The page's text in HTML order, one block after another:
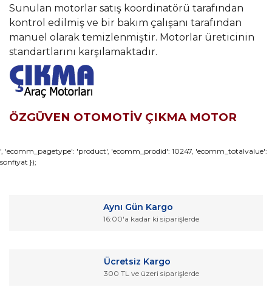
Sunulan motorlar satış koordinatörü tarafından
kontrol edilmiş ve bir bakım çalışanı tarafından
manuel olarak temizlenmiştir. Motorlar üreticinin
standartlarını karşılamaktadır.
ÖZGÜVEN OTOMOTİV ÇIKMA MOTOR
Yorum Yaz
Bu ürünün fiyat bilgisi, resim, ürün açıklamalarında ve diğer
konularda yetersiz gördüğünüz noktaları öneri formunu
Ürün resmi kalitesiz, bozuk veya görüntülenemiyor.
Ürün fiyatı diğer sitelerden daha pahalı.
', 'ecomm_pagetype': 'product', 'ecomm_prodid': 10247, 'ecomm_totalvalue':
sonfiyat });
Aynı Gün Kargo
16:00'a kadar ki siparişlerde
Ücretsiz Kargo
300 TL ve üzeri siparişlerde